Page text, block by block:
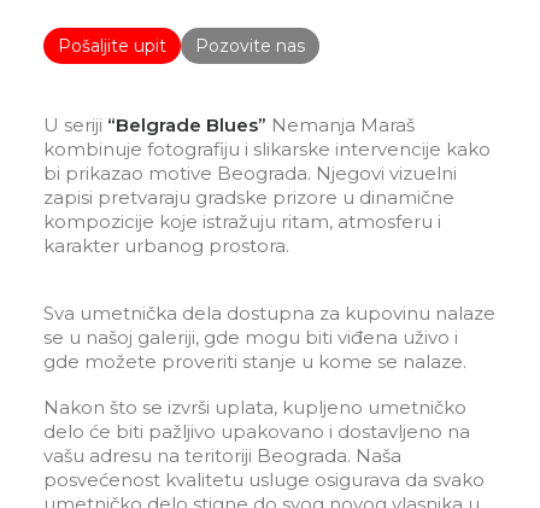
Pošaljite upit Pozovite nas
U seriji “Belgrade Blues” Nemanja Maraš
kombinuje fotografiju i slikarske intervencije kako
bi prikazao motive Beograda. Njegovi vizuelni
zapisi pretvaraju gradske prizore u dinamične
kompozicije koje istražuju ritam, atmosferu i
karakter urbanog prostora.
Sva umetnička dela dostupna za kupovinu nalaze
se u našoj galeriji, gde mogu biti viđena uživo i
gde možete proveriti stanje u kome se nalaze.
Nakon što se izvrši uplata, kupljeno umetničko
delo će biti pažljivo upakovano i dostavljeno na
vašu adresu na teritoriji Beograda. Naša
posvećenost kvalitetu usluge osigurava da svako